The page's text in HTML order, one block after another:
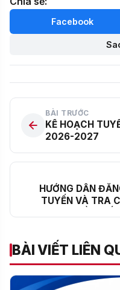
Facebook
BÀI TRƯỚC
KẾ HOẠCH
2026-2027
HƯỚNG DẪN
TUYẾN VÀ TRA
BÀI VIẾT LIÊN